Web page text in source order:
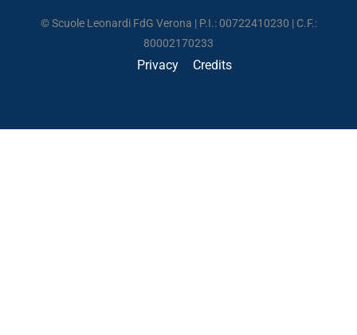
© Scuole Leonardi FdG Verona | P.I.: 00722410230 | C.F.:
80002170233
Privacy Credits